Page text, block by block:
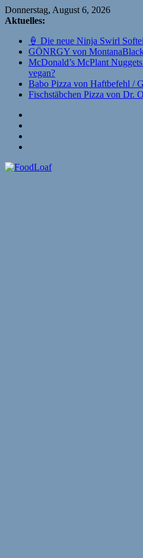
Zum
Inhalt
Donnerstag, August 6, 2026
Aktuelles:
🍦 Die neue Ninja Swirl
GÖNRGY von
McDonald’s McPlant
vegan?
Babo Pizza von Haftbefehl /
Fischstäbchen Pizza von Dr.